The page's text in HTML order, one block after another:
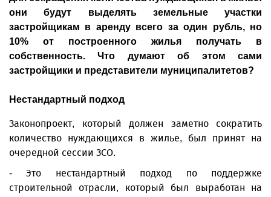
они будут выделять земельные участки
застройщикам в аренду всего за один рубль, но
10% от построенного жилья получать в
собственность. Что думают об этом сами
застройщики и представители муниципалитетов?
Нестандартный подход
Законопроект, который должен заметно сократить
количество нуждающихся в жилье, был принят на
очередной сессии ЗСО.
- Это нестандартный подход по поддержке
строительной отрасли, который был выработан на